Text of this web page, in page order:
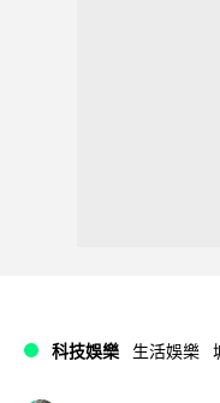
科技娛樂 生活娛樂